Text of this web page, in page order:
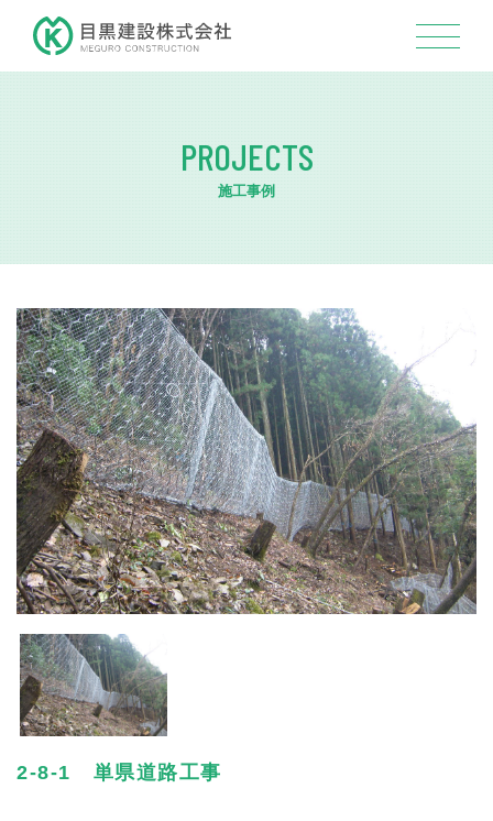
PROJECTS
施工事例
2-8-1 単県道路工事